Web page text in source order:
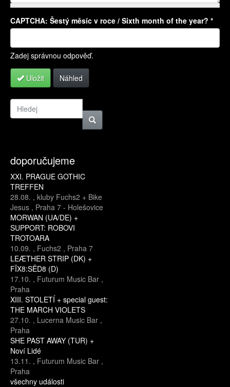
Více informací o formátech textů
CAPTCHA: Šestý měsíc v roce / Sixth month of the year? *
Zadej správnou odpověď.
Uložit Náhled
doporučujeme
XXI. PRAGUE GOTHIC
TREFFEN
28.08. , kluby Fuchs2 + Bike
Jesus , Praha 7 - Holešovice
MORWAN (UA/DE) +
SUPPORT: ROBOVI
TROTOARA
10.09. , Fuchs2 , Praha 7
LEÆTHER STRIP (DK) +
FÏX8:SËD8 (D)
17.10. , Futurum Music Bar ,
Praha
XIII. STOLETÍ + special guest:
THE MARCH VIOLETS
27.10. , Lucerna Music Bar ,
Praha
SHE PAST AWAY (TUR) +
Noví Lidé
13.11. , Futurum Music Bar ,
Praha
všechny události